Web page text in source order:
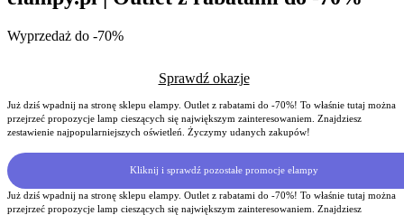
Wyprzedaż do -70%
Sprawdź okazje
Już dziś wpadnij na stronę sklepu elampy. Outlet z rabatami do -70%! To właśnie tutaj można
przejrzeć propozycje lamp cieszących się największym zainteresowaniem. Znajdziesz
zestawienie najpopularniejszych oświetleń. Życzymy udanych zakupów!
Kliknij i sprawdź pozostałe promocje elampy
Już dziś wpadnij na stronę sklepu elampy. Outlet z rabatami do -70%! To właśnie tutaj można
przejrzeć propozycje lamp cieszących się największym zainteresowaniem. Znajdziesz